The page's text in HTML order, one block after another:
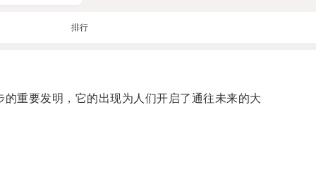
排行
重要发明，它的出现为人们开启了通往未来的大